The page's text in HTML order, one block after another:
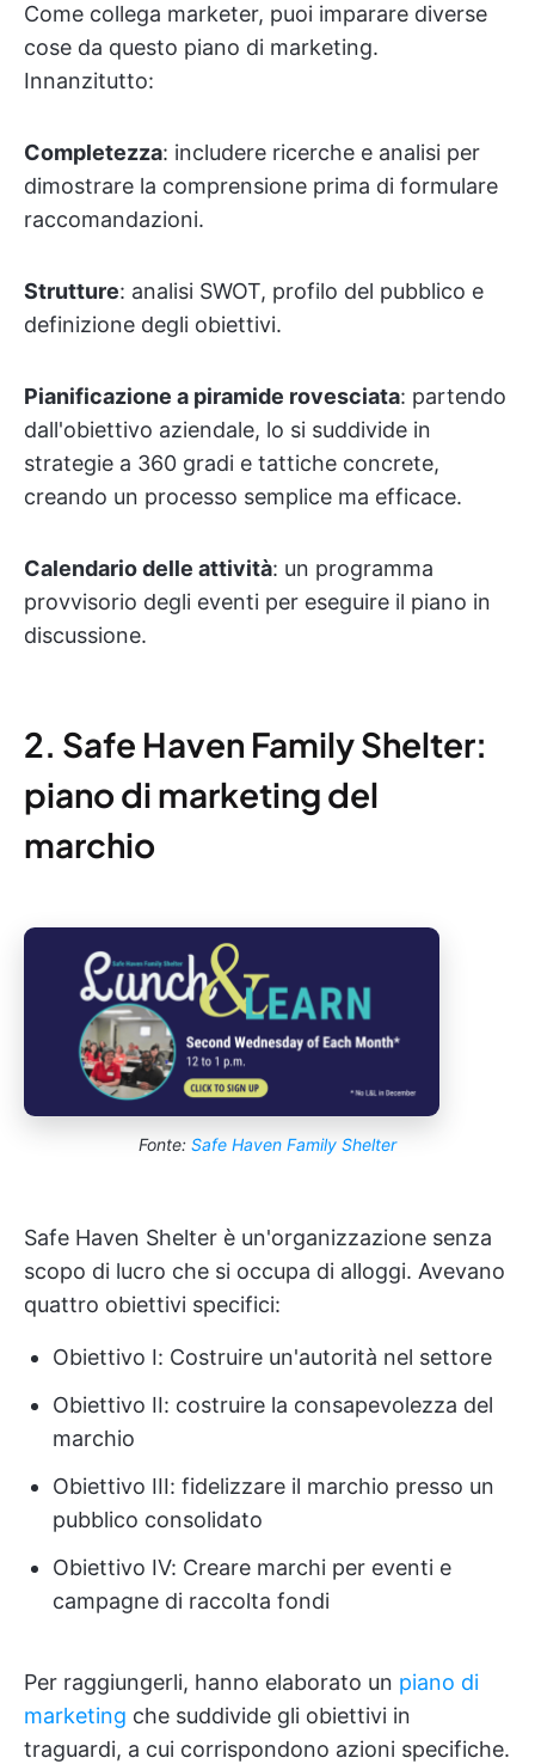
Come collega marketer, puoi imparare diverse
cose da questo piano di marketing.
Innanzitutto:
Completezza: includere ricerche e analisi per
dimostrare la comprensione prima di formulare
raccomandazioni.
Strutture: analisi SWOT, profilo del pubblico e
definizione degli obiettivi.
Pianificazione a piramide rovesciata: partendo
dall'obiettivo aziendale, lo si suddivide in
strategie a 360 gradi e tattiche concrete,
creando un processo semplice ma efficace.
Calendario delle attività: un programma
provvisorio degli eventi per eseguire il piano in
discussione.
2. Safe Haven Family Shelter:
piano di marketing del
marchio
Fonte: Safe Haven Family Shelter
Safe Haven Shelter è un'organizzazione senza
scopo di lucro che si occupa di alloggi. Avevano
quattro obiettivi specifici:
Obiettivo I: Costruire un'autorità nel settore
Obiettivo II: costruire la consapevolezza del
marchio
Obiettivo III: fidelizzare il marchio presso un
pubblico consolidato
Obiettivo IV: Creare marchi per eventi e
campagne di raccolta fondi
Per raggiungerli, hanno elaborato un piano di
marketing che suddivide gli obiettivi in
traguardi, a cui corrispondono azioni specifiche.